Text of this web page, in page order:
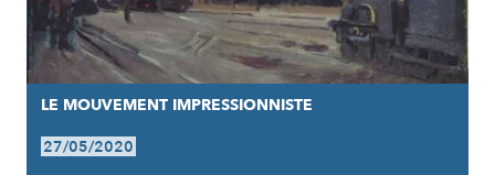
LE MOUVEMENT IMPRESSIONNISTE
27/05/2020